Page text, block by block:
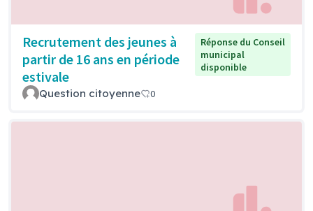
Recrutement des jeunes à
partir de 16 ans en période
estivale
Réponse du Conseil
municipal
disponible
Question citoyenne 0